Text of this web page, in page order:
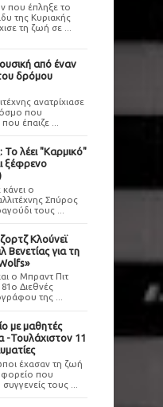
που έπληξε το
της Κυριακής
τη ζωή σε ...
από έναν
δρόμου
ανατρίχιασε
που
έπαιζε ...
λέει "Καρμικό"
ξέφρενο
ο
Σπύρος
τους ...
Κλούνεϊ
Βενετίας για τη
ο Μπραντ Πιτ
Διεθνές
της ...
με μαθητές
-Τουλάχιστον 11
έχασαν τη ζωή
που
τους ...